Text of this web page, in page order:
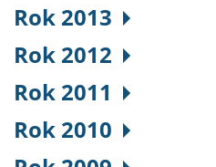
Rok 2013
Rok 2012
Rok 2011
Rok 2010